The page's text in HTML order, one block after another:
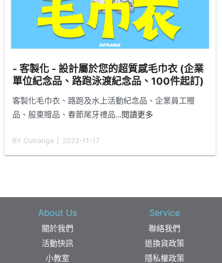
- 客製化 - 設計屬於您的超質感毛巾衣 (企業
單位紀念品、路跑泳渡紀念品、100件起訂)
客製化毛巾衣、路跑及水上活動紀念品、企業員工贈
品、股東贈品、春節尾牙禮品...閱讀更多
BY Outrange │ 2023-11-17
About Us
關於我們
活動快訊
小教室
Service
聯絡我們
退換貨政策
隱私權政策